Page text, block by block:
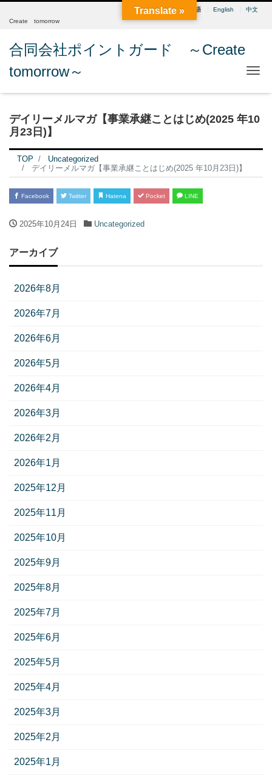
日本語 English
中文
Create tomorrow
合同会社ポイントガード ～Create
tomorrow～
デイリーメルマガ【事業承継ことはじめ(2025 年10
月23日)】
TOP
Uncategorized
デイリーメルマガ【事業承継ことはじめ(2025 年10月23日)】
Facebook Twitter Hatena Pocket LINE
2025年10月24日 Uncategorized
アーカイブ
2026年8月
2026年7月
2026年6月
2026年5月
2026年4月
2026年3月
2026年2月
2026年1月
2025年12月
2025年11月
2025年10月
2025年9月
2025年8月
2025年7月
2025年6月
2025年5月
2025年4月
2025年3月
2025年2月
2025年1月
Translate »